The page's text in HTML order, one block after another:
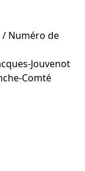
/ Numéro de
Jouvenot
Comté